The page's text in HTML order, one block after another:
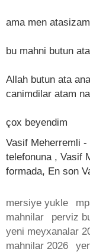
ama men atasizam
bu mahni butun
Allah butun ata
canimdilar atam
çox beyendim
Vasif Meherremli
telefonuna , Vasif
formada, En son
mersiye yukle
mahnilar
perviz
yeni meyxanalar
mahnilar 2026